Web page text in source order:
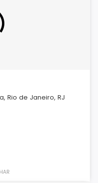
Rio de Janeiro, RJ